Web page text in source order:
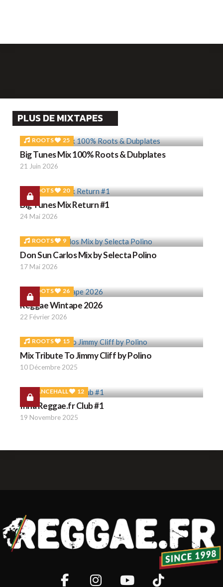
PLUS DE MIXTAPES
ROOTS 25
Big Tunes Mix 100% Roots & Dubplates
21 Juin 2026
ROOTS 20
Big Tunes Mix Return #1
24 Mai 2026
ROOTS 9
Don Sun Carlos Mix by Selecta Polino
17 Mai 2026
ROOTS 26
Reggae Wintape 2026
22 Février 2026
ROOTS 15
Mix Tribute To Jimmy Cliff by Polino
10 Décembre 2025
DANCEHALL 12
Inna Reggae.fr Club #1
19 Novembre 2025